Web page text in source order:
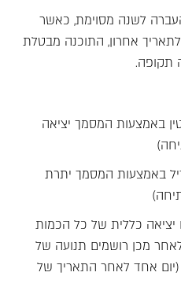
לשנה מסוימת, כאשר
אחרון, התוכנה מבטלת
תקופה.
באמצעות המסמך יציאה
באמצעות המסמך יתרת
כללית של כל הכמות
מכן רושמים תנועה של
אחד לאחר התאריך של